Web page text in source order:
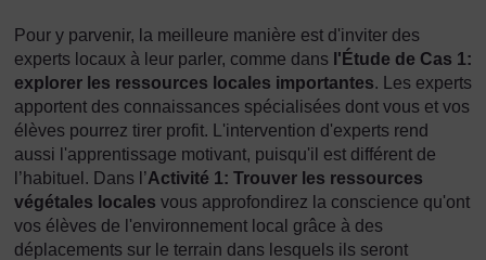
Pour y parvenir, la meilleure manière est d'inviter des
experts locaux à leur parler, comme dans l'Étude de Cas 1:
explorer les ressources locales importantes. Les experts
apportent des connaissances spécialisées dont vous et vos
élèves pourrez tirer profit. L'intervention d'experts rend
aussi l'apprentissage motivant, puisqu'il est différent de
l’habituel. Dans l’Activité 1: Trouver les ressources
végétales locales vous approfondirez la conscience qu'ont
vos élèves de l'environnement local grâce à des
déplacements sur le terrain dans lesquels ils seront